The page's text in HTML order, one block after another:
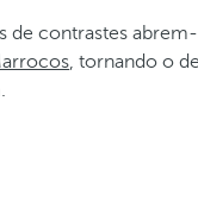
de contrastes
, tornando o